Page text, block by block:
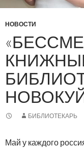
НОВОСТИ
БИБЛИОТЕКАРЬ
Май у каждого